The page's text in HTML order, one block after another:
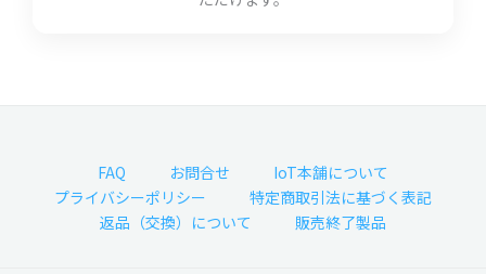
FAQ お問合せ
IoT本舗について
プライバシーポリシー
特定商取引法に基づく表記
返品（交換）について
販売終了製品